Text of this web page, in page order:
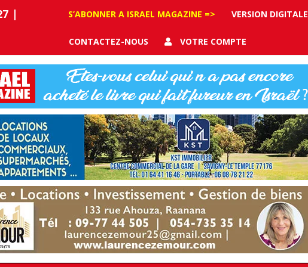
|
S’ABONNER A ISRAEL MAGAZINE => VERSION DIGITALE
CONTACTEZ-NOUS VOTRE COMPTE